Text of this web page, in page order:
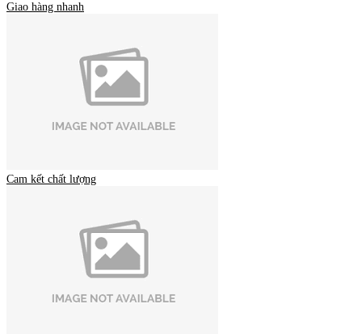
Giao hàng nhanh
Cam kết chất lượng